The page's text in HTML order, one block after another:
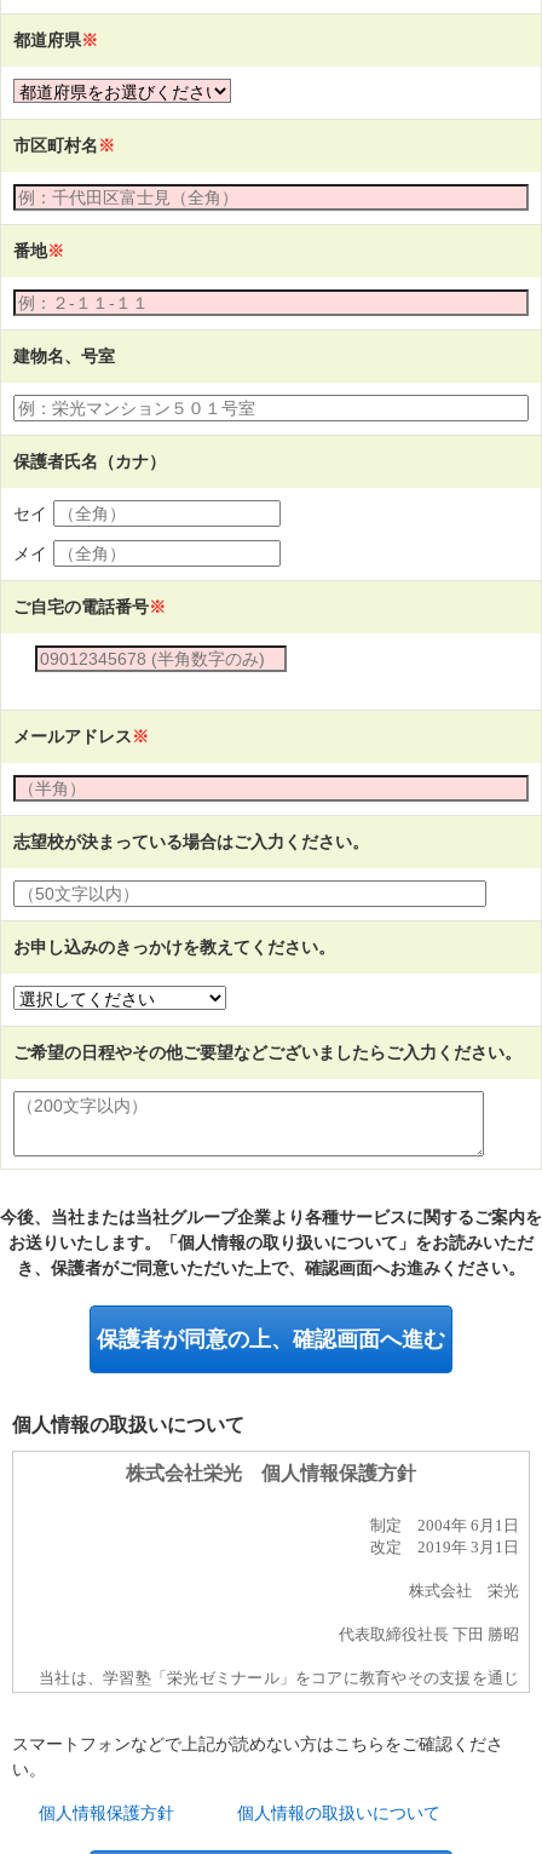
都道府県※
市区町村名※
番地※
建物名、号室
保護者氏名（カナ）
セイ
メイ
ご自宅の電話番号※
メールアドレス※
志望校が決まっている場合はご入力ください。
お申し込みのきっかけを教えてください。
ご希望の日程やその他ご要望などございましたらご入力ください。
今後、当社または当社グループ企業より各種サービスに関するご案内を
お送りいたします。「個人情報の取り扱いについて」をお読みいただ
き、保護者がご同意いただいた上で、確認画面へお進みください。
個人情報の取扱いについて
スマートフォンなどで上記が読めない方はこちらをご確認くださ
い。
個人情報保護方針 個人情報の取扱いについて